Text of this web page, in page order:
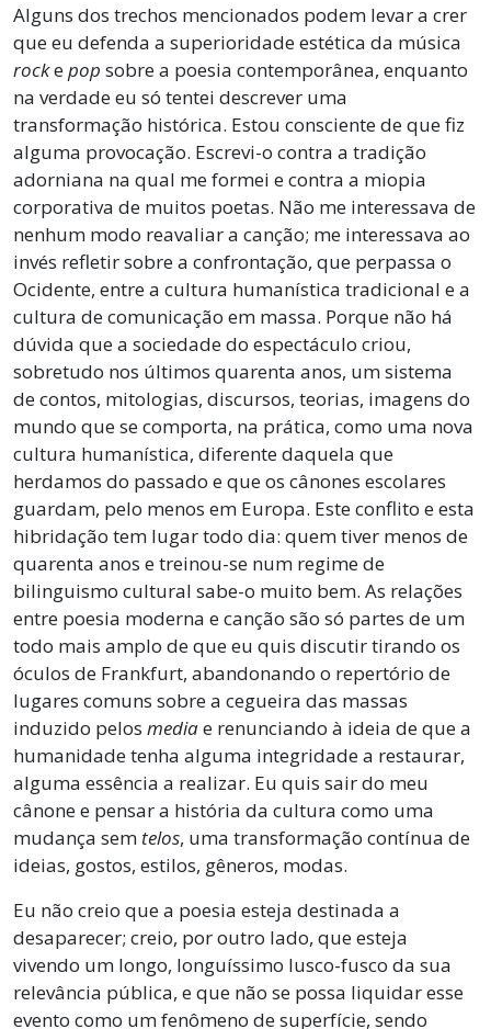
Alguns dos trechos mencionados podem levar a crer
que eu defenda a superioridade estética da música
rockepop sobre a poesia contemporânea, enquanto
na verdade eu só tentei descrever uma
transformação histórica. Estou consciente de que fiz
alguma provocação. Escrevi-o contra a tradição
adorniana na qual me formei e contra a miopia
corporativa de muitos poetas. Não me interessava de
nenhum modo reavaliar a canção; me interessava ao
invés refletir sobre a confrontação, que perpassa o
Ocidente, entre a cultura humanística tradicional e a
cultura de comunicação em massa. Porque não há
dúvida que a sociedade do espectáculo criou,
sobretudo nos últimos quarenta anos, um sistema
de contos, mitologias, discursos, teorias, imagens do
mundo que se comporta, na prática, como uma nova
cultura humanística, diferente daquela que
herdamos do passado e que os cânones escolares
guardam, pelo menos em Europa. Este conflito e esta
hibridação tem lugar todo dia: quem tiver menos de
quarenta anos e treinou-se num regime de
bilinguismo cultural sabe-o muito bem. As relações
entre poesia moderna e canção são só partes de um
todo mais amplo de que eu quis discutir tirando os
óculos de Frankfurt, abandonando o repertório de
lugares comuns sobre a cegueira das massas
induzido pelos mediae renunciando à ideia de que a
humanidade tenha alguma integridade a restaurar,
alguma essência a realizar. Eu quis sair do meu
cânone e pensar a história da cultura como uma
mudança sem telos, uma transformação contínua de
ideias, gostos, estilos, gêneros, modas.
Eu não creio que a poesia esteja destinada a
desaparecer; creio, por outro lado, que esteja
vivendo um longo, longuíssimo lusco-fusco da sua
relevância pública, e que não se possa liquidar esse
evento como um fenômeno de superfície, sendo